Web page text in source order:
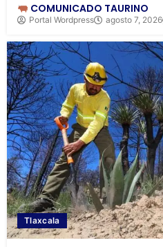
COMUNICADO TAURINO
Portal Wordpress agosto 7, 2026
Tlaxcala